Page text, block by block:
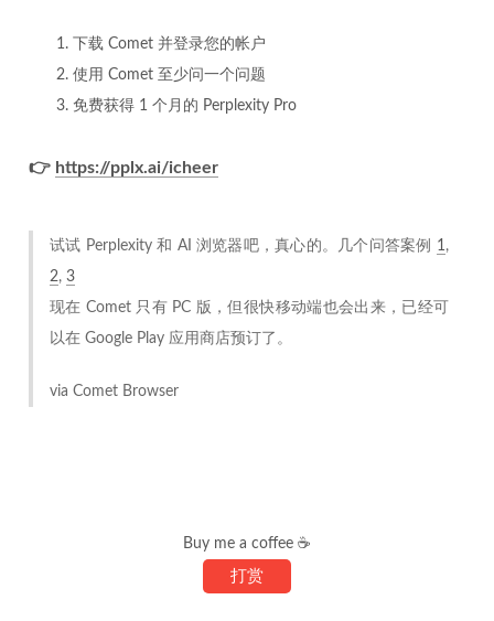
下载 Comet 并登录您的帐户
使用 Comet 至少问一个问题
免费获得 1 个月的 Perplexity Pro
👉 https://pplx.ai/icheer
试试 Perplexity 和 AI 浏览器吧，真心的。几个问答案例 1,
2, 3
现在 Comet 只有 PC 版，但很快移动端也会出来，已经可
以在 Google Play 应用商店预订了。
via Comet Browser
Buy me a coffee ☕
打赏